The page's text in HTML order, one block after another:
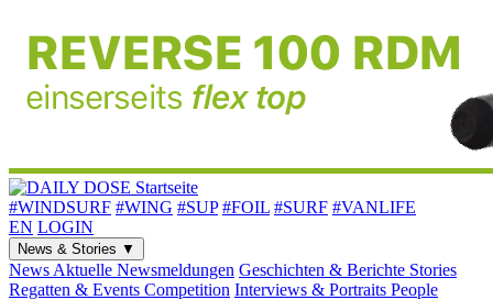
#WINDSURF #WING #SUP #FOIL #SURF #VANLIFE
EN LOGIN
News & Stories ▼
News Aktuelle Newsmeldungen Geschichten & Berichte Stories
Regatten & Events Competition Interviews & Portraits People